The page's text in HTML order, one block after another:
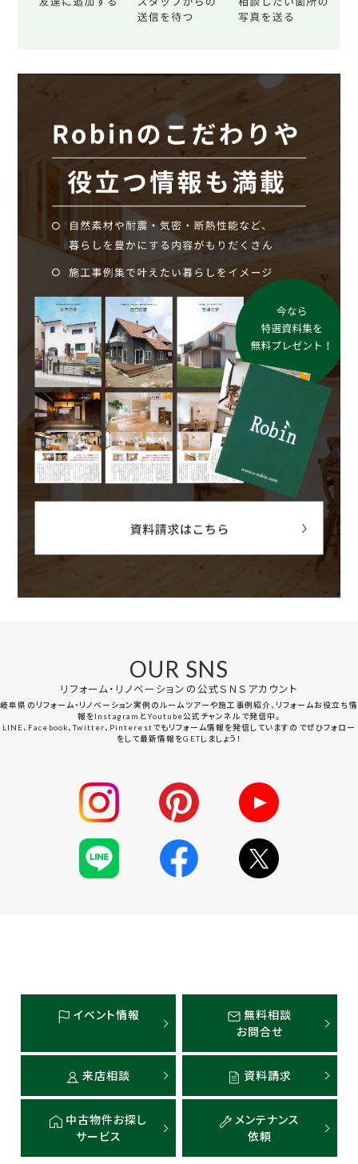
OUR SNS
リフォーム・リノベーションの公式ＳＮＳアカウント
岐阜県のリフォーム・リノベーション実例のルームツアーや施工事例紹介、リフォームお役立ち情
報をInstagramとYoutube公式チャンネルで発信中。
LINE、Facebook、Twitter、Pinterestでもリフォーム情報を発信していますのでぜひフォロー
をして最新情報をGETしましょう！
イベント情報
無料相談
お問合せ
来店相談 資料請求
中古物件お探し
サービス
メンテナンス
依頼